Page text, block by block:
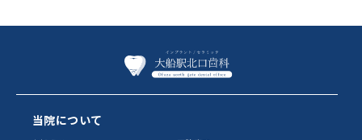
当院について